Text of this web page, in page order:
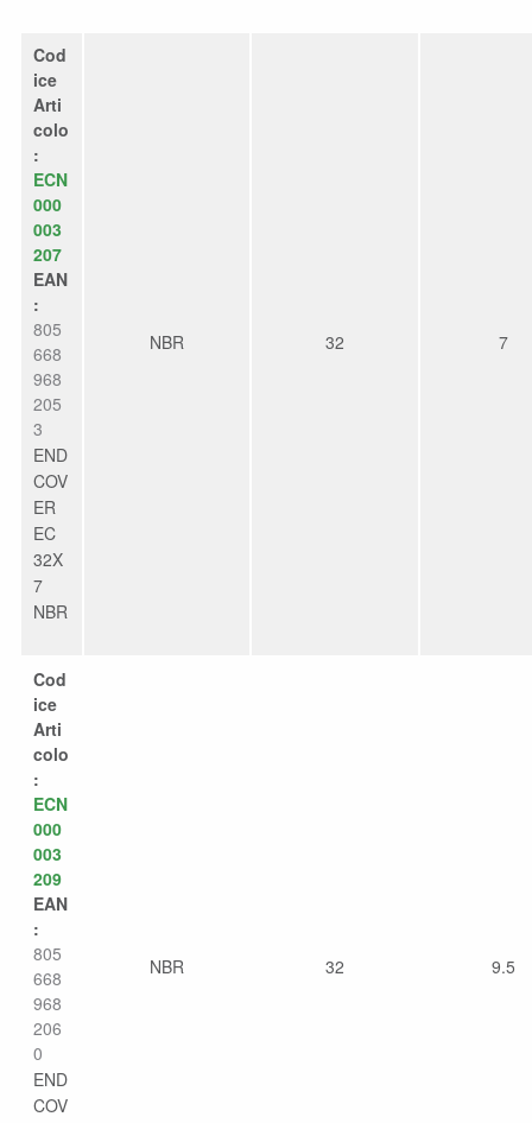
Cod
ice
Arti
colo
:
ECN
000
003
207
EAN
:
805
668
968
205
3
END
COV
ER
EC
32X
7
NBR
NBR 32 7
Cod
ice
Arti
colo
:
ECN
000
003
209
EAN
:
805
668
968
206
0
END
COV
NBR 32 9.5